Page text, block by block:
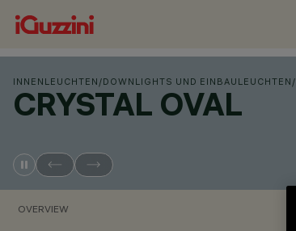
INNENLEUCHTEN /DOWNLIGHTS UND EINBAULEUCHTEN /
CRYSTAL OVAL
OVERVIEW